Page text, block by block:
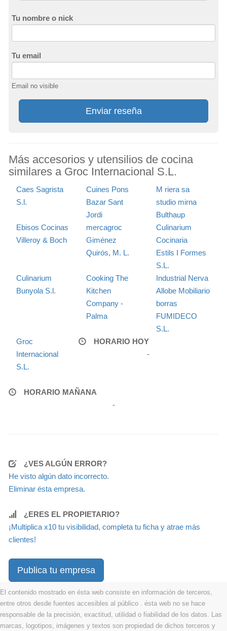
Tu nombre o nick
Tu email
Email no visible
Enviar reseña
Más accesorios y utensilios de cocina
similares a Groc Internacional S.L.
Caes Sagrista
S.l.
Cuines Pons
M riera sa
Bazar Sant
Jordi
studio mirna
Bulthaup
Ebisos Cocinas
mercagroc
Culinarium
Villeroy & Boch
Giménez
Quirós, M. L.
Cocinaria
Estils I Formes
S.L.
Culinarium
Bunyola S.l.
Cooking The
Kitchen
Company -
Palma
Industrial Nerva
Allobe Mobiliario
borras
FUMIDECO
S.L.
Groc
Internacional
S.L.
HORARIO HOY
-
HORARIO MAÑANA
-
¿VES ALGÚN ERROR?
He visto algún dato incorrecto.
Eliminar ésta empresa.
¿ERES EL PROPIETARIO?
¡Multiplica x10 tu visibilidad, completa tu ficha y atrae más
clientes!
Publica tu empresa
El contenido mostrado en ésta web consiste en información de terceros,
entre otros desde fuentes accesibles al público . ésta web no se hace
responsable de la precisión, exactitud, utilidad o fiabilidad de los datos. Las
marcas, logotipos, imágenes y textos son propiedad de dichos terceros y